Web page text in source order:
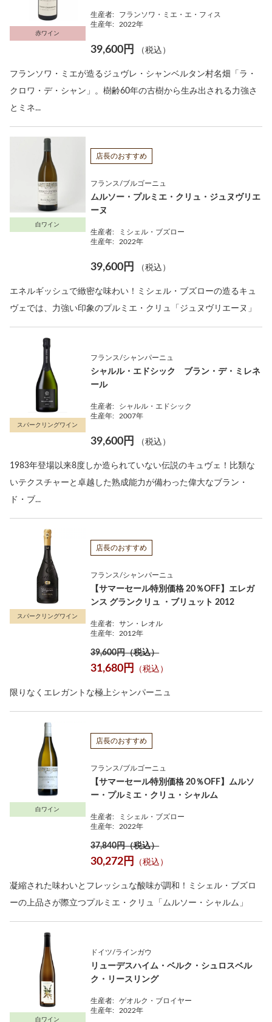
赤ワイン
生産者:
フランソワ・ミエ・エ・フィス
生産年:
2022年
39,600円 （税込）
フランソワ・ミエが造るジュヴレ・シャンベルタン村名畑「ラ・
クロワ・デ・シャン」。樹齢60年の古樹から生み出される力強さ
とミネ...
白ワイン
店長のおすすめ
フランス/ブルゴーニュ
ムルソー・プルミエ・クリュ・ジュヌヴリエ
ーヌ
生産者:
ミシェル・ブズロー
生産年:
2022年
39,600円 （税込）
エネルギッシュで緻密な味わい！ミシェル・ブズローの造るキュ
ヴェでは、力強い印象のプルミエ・クリュ「ジュヌヴリエーヌ」
スパークリングワイン
フランス/シャンパーニュ
シャルル・エドシック ブラン・デ・ミレネ
ール
生産者:
シャルル・エドシック
生産年:
2007年
39,600円 （税込）
1983年登場以来8度しか造られていない伝説のキュヴェ！比類な
いテクスチャーと卓越した熟成能力が備わった偉大なブラン・
ド・ブ...
スパークリングワイン
店長のおすすめ
フランス/シャンパーニュ
【サマーセール特別価格 20％OFF】エレガ
ンス グランクリュ ・ブリュット 2012
生産者:
サン・レオル
生産年:
2012年
39,600円（税込）
31,680円 （税込）
限りなくエレガントな極上シャンパーニュ
白ワイン
店長のおすすめ
フランス/ブルゴーニュ
【サマーセール特別価格 20％OFF】ムルソ
ー・プルミエ・クリュ・シャルム
生産者:
ミシェル・ブズロー
生産年:
2022年
37,840円（税込）
30,272円 （税込）
凝縮された味わいとフレッシュな酸味が調和！ミシェル・ブズロ
ーの上品さが際立つプルミエ・クリュ「ムルソー・シャルム」
白ワイン
ドイツ/ラインガウ
リューデスハイム・ベルク・シュロスベル
ク・リースリング
生産者:
ゲオルク・ブロイヤー
生産年:
2022年